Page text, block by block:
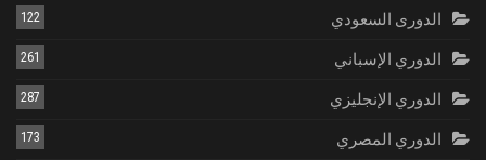
الدورى السعودي 122
الدوري الإسباني 261
الدوري الإنجليزي 287
الدوري المصري 173